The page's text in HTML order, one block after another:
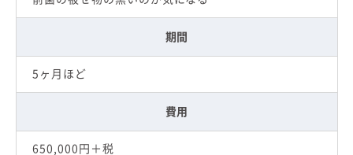
期間
5ヶ月ほど
費用
650,000円＋税